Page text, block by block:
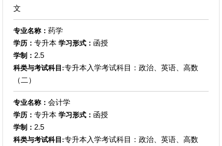
文
专业名称： 药学
学历： 专升本 学习形式： 函授
学制： 2.5
科类与考试科目:专升本入学考试科目：政治、英语、高数
（二）
专业名称： 会计学
学历： 专升本 学习形式： 函授
学制： 2.5
科类与考试科目:专升本入学考试科目：政治、英语、高数